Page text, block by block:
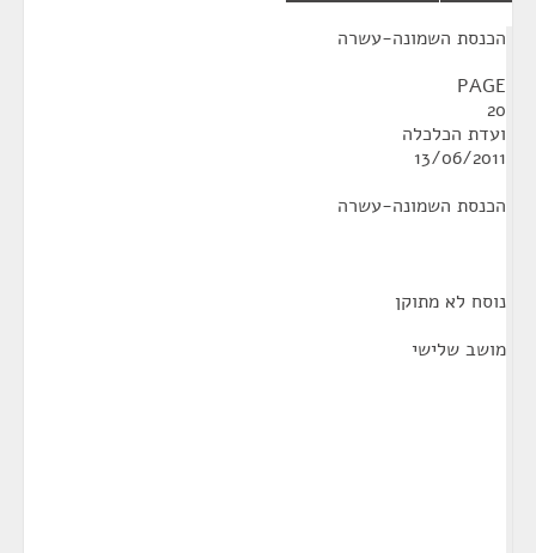
הכנסת השמונה-עשרה
PAGE
20
ועדת הכלכלה
13/06/2011
הכנסת השמונה-עשרה
נוסח לא מתוקן
מושב שלישי